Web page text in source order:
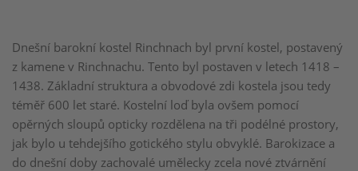
Dnešní barokní kostel Rinchnach byl první kostel, postavený
z kamene v Rinchnachu. Tento byl postaven v letech 1418 –
1438. Základní struktura a obvodové zdi kostela jsou tedy
téměř 600 let staré. Kostelní loď byla ovšem pomocí
opěrných sloupů opticky rozdělena na tři podélné prostory,
jak bylo u tehdejšího gotického stylu obvyklé. Barokizace a
do dnešní doby zachovalé umělecky zcela nové ztvárnění